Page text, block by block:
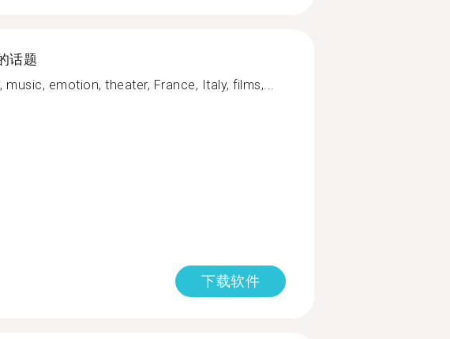
话题
music, emotion, theater, France, Italy, films,...
下载软件